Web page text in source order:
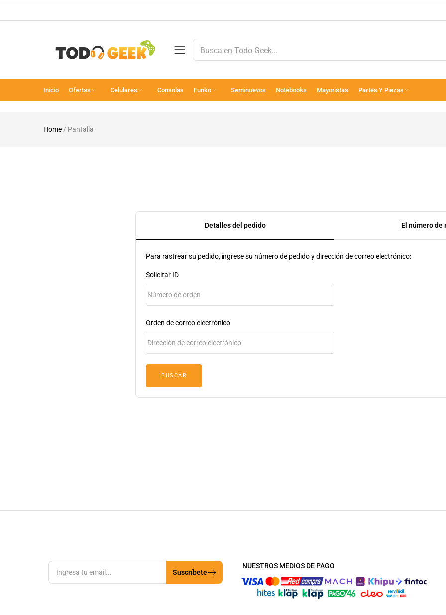
Inicio Ofertas Celulares Consolas Funko Seminuevos Notebooks Mayoristas Partes Y Piezas
Home / Pantalla
Detalles del pedido El número de
Para rastrear su pedido, ingrese su número de pedido y dirección de correo electrónico:
Solicitar ID
Orden de correo electrónico
BUSCAR
Suscríbete
NUESTROS MEDIOS DE PAGO